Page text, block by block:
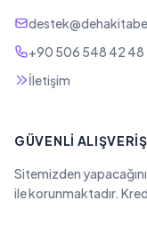
+90 506 548 42 48
İletişim
GÜVENLI ALIŞVERIŞ
Sitemizden
ile korunmaktadır.